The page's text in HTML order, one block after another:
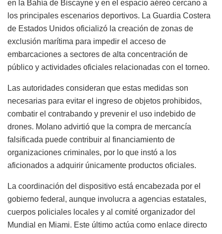
en la Bahía de Biscayne y en el espacio aéreo cercano a
los principales escenarios deportivos. La Guardia Costera
de Estados Unidos oficializó la creación de zonas de
exclusión marítima para impedir el acceso de
embarcaciones a sectores de alta concentración de
público y actividades oficiales relacionadas con el torneo.
Las autoridades consideran que estas medidas son
necesarias para evitar el ingreso de objetos prohibidos,
combatir el contrabando y prevenir el uso indebido de
drones. Molano advirtió que la compra de mercancía
falsificada puede contribuir al financiamiento de
organizaciones criminales, por lo que instó a los
aficionados a adquirir únicamente productos oficiales.
La coordinación del dispositivo está encabezada por el
gobierno federal, aunque involucra a agencias estatales,
cuerpos policiales locales y al comité organizador del
Mundial en Miami. Este último actúa como enlace directo